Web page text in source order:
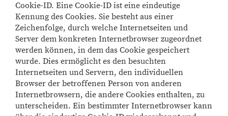
Cookie-ID. Eine Cookie-ID ist eine eindeutige
Kennung des Cookies. Sie besteht aus einer
Zeichenfolge, durch welche Internetseiten und
Server dem konkreten Internetbrowser zugeordnet
werden können, in dem das Cookie gespeichert
wurde. Dies ermöglicht es den besuchten
Internetseiten und Servern, den individuellen
Browser der betroffenen Person von anderen
Internetbrowsern, die andere Cookies enthalten, zu
unterscheiden. Ein bestimmter Internetbrowser kann